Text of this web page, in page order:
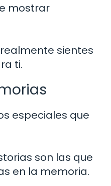
mostrar
sientes
ti.
especiales que
son las que
en la memoria.